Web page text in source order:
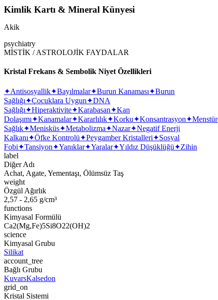
Kimlik Kartı & Mineral Künyesi
Akik
psychiatry
MİSTİK / ASTROLOJİK FAYDALAR
Kristal Frekans & Sembolik Niyet Özellikleri
✦Antisosyallik✦Bayılmalar✦Burun Kanaması✦Burun
Sağlığı✦Çocuklara Uygun✦DNA
Sağlığı✦Hiperaktivite✦Karabasan✦Kan
Dolaşımı✦Kanamalar✦Kararlılık✦Korku✦Konsantrasyon✦
Sağlık✦Menisküs✦Metabolizma✦Nazar✦Negatif Enerji
Kalkanı✦Öfke Kontrolü✦Peygamber Kristalleri✦Sosyal
Fobi✦Tansiyon✦Yanıklar✦Yaralar✦Yıldız Düşüklüğü✦Zihin
label
Diğer Adı
Achat, Agate, Yementaşı, Ölümsüz Taş
weight
Özgül Ağırlık
2,57 - 2,65 g/cm³
functions
Kimyasal Formülü
Ca2(Mg,Fe)5Si8O22(OH)2
science
Kimyasal Grubu
Silikat
account_tree
Bağlı Grubu
KuvarsKalsedon
grid_on
Kristal Sistemi